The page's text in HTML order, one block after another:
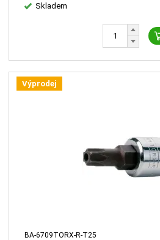
Skladem
Výprodej
BA-6709TORX-R-T25